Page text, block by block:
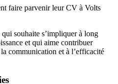
faire parvenir leur CV à Volts
souhaite s’impliquer à long
et qui aime contribuer
communication et à l’efficacité